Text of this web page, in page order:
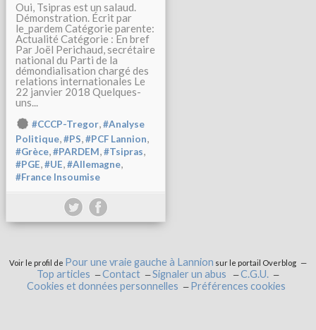
Oui, Tsipras est un salaud.
Démonstration. Écrit par
le_pardem Catégorie parente:
Actualité Catégorie : En bref
Par Joël Perichaud, secrétaire
national du Parti de la
démondialisation chargé des
relations internationales Le
22 janvier 2018 Quelques-
uns...
#CCCP-Tregor,#Analyse
Politique,#PS,#PCF Lannion,
#Grèce,#PARDEM,#Tsipras,
#PGE,#UE,#Allemagne,
#France Insoumise
Voir le profil de Pour une vraie gauche à Lannion sur le portail Overblog
Top articles Contact Signaler un abus
C.G.U.
Cookies et données personnelles
Préférences cookies